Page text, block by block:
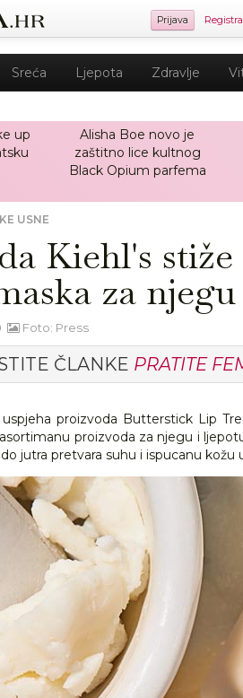
Prijava
Sreća Ljepota Zdravlje
up
Alisha Boe novo je
zaštitno lice kultnog
Black Opium parfema
USNE
Kiehl's
za
Foto: Press
ČLANKE PRATITE
proizvoda Butterstick Lip
proizvoda za njegu i
jutra pretvara suhu i ispucanu kožu